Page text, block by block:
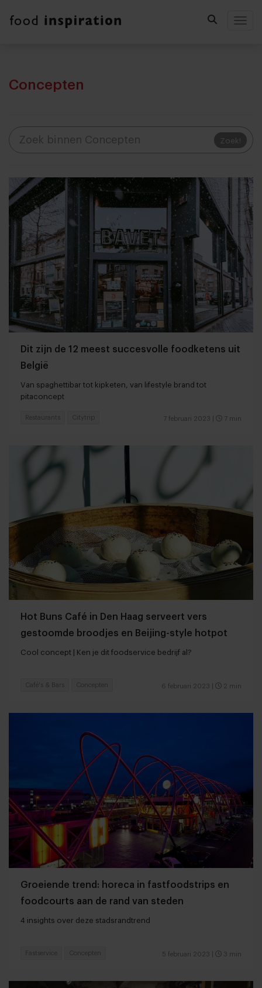
Concepten
Zoek!
Dit zijn de 12 meest succesvolle foodketens uit
België
Van spaghettibar tot kipketen, van lifestyle brand tot
pitaconcept
7 februari 2023 7 min
Restaurants Citytrip
Hot Buns Café in Den Haag serveert vers
gestoomde broodjes en Beijing-style hotpot
Cool concept | Ken je dit foodservice bedrijf al?
6 februari 2023 2 min
Café's & Bars Concepten
Groeiende trend: horeca in fastfoodstrips en
foodcourts aan de rand van steden
4 insights over deze stadsrandtrend
5 februari 2023 3 min
Fastservice Concepten